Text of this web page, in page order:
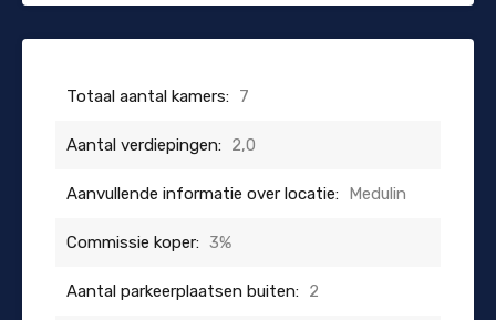
Totaal aantal kamers: 7
Aantal verdiepingen: 2,0
Aanvullende informatie over locatie: Medulin
Commissie koper: 3%
Aantal parkeerplaatsen buiten: 2